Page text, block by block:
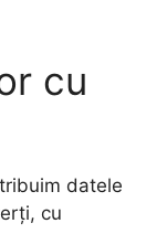
cu
datele
cu